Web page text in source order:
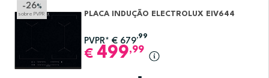
-26%
sobre PVPR PLACA INDUÇÃO ELECTROLUX EIV644
PVPR* € 679
,99
€ 499,99